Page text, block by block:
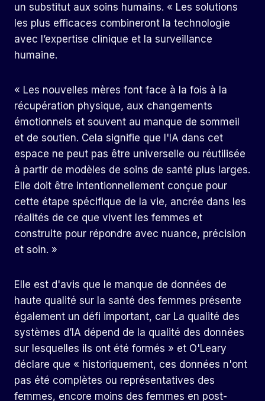
un substitut aux soins humains. « Les solutions
les plus efficaces combineront la technologie
avec l’expertise clinique et la surveillance
humaine.
« Les nouvelles mères font face à la fois à la
récupération physique, aux changements
émotionnels et souvent au manque de sommeil
et de soutien. Cela signifie que l'IA dans cet
espace ne peut pas être universelle ou réutilisée
à partir de modèles de soins de santé plus larges.
Elle doit être intentionnellement conçue pour
cette étape spécifique de la vie, ancrée dans les
réalités de ce que vivent les femmes et
construite pour répondre avec nuance, précision
et soin. »
Elle est d'avis que le manque de données de
haute qualité sur la santé des femmes présente
également un défi important, car La qualité des
systèmes d’IA dépend de la qualité des données
sur lesquelles ils ont été formés » et O'Leary
déclare que « historiquement, ces données n'ont
pas été complètes ou représentatives des
femmes, encore moins des femmes en post-